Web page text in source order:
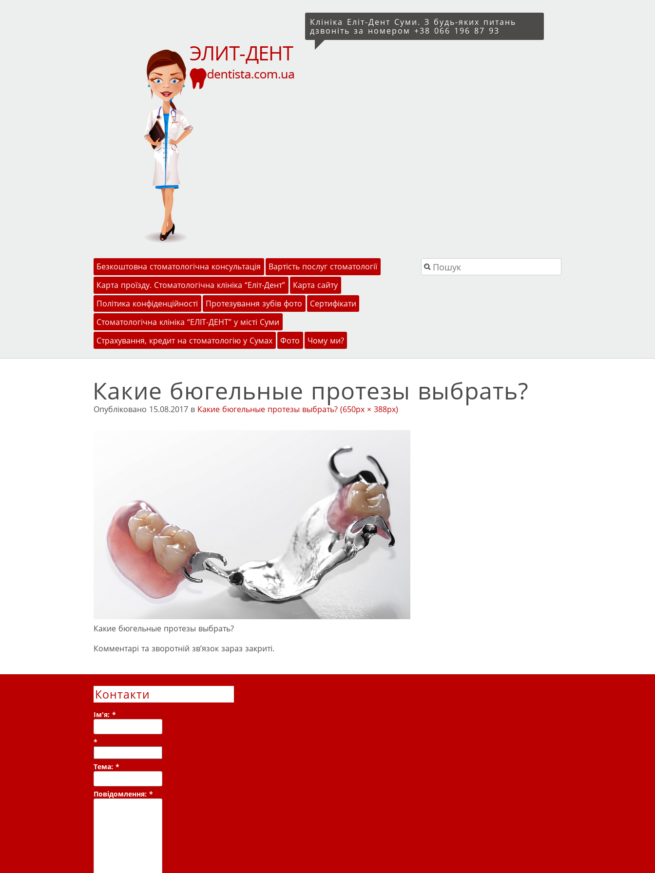
Клініка Еліт-Дент Суми. З будь-яких питань
дзвоніть за номером +38 066 196 87 93
Меню
Перейти до змісту
Безкоштовна стоматологічна консультація
Вартість послуг стоматології
Карта проїзду. Стоматологічна клініка “Еліт-Дент”
Карта сайту
Політика конфіденційності
Протезування зубів фото
Сертифікати
Стоматологічна клініка “ЕЛІТ-ДЕНТ” у місті Суми
Страхування, кредит на стоматологію у Сумах
Фото Чому ми?
Пошук
Какие бюгельные протезы выбрать?
Опубліковано 15.08.2017 в Какие бюгельные протезы выбрать? (650px × 388px)
Какие бюгельные протезы выбрать?
Комментарі та зворотній зв’язок зараз закриті.
Контакти
Ім'я: *
*
Тема: *
Повідомлення: *